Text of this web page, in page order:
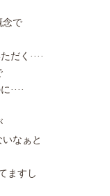
念で
だく····
····
なぁと
ますし